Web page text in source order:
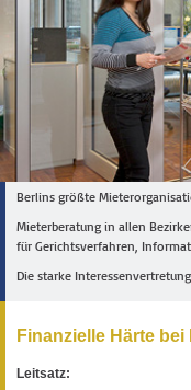
Berlins größte
Mieterberatung in allen
für Gerichtsverfahren,
Die starke
Finanzielle Härte
Leitsatz: